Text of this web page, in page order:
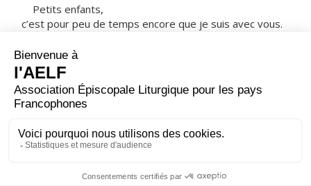
Petits enfants,
c’est pour peu de temps encore que je suis avec vous.
c’est de vous aimer les uns les autres.
Comme je vous ai aimés,
vous aussi aimez-vous les uns les autres.
À ceci, tous reconnaîtront que vous êtes mes
disciples :
si vous avez de l’amour les uns pour les autres. »
– Acclamons la Parole de Dieu.